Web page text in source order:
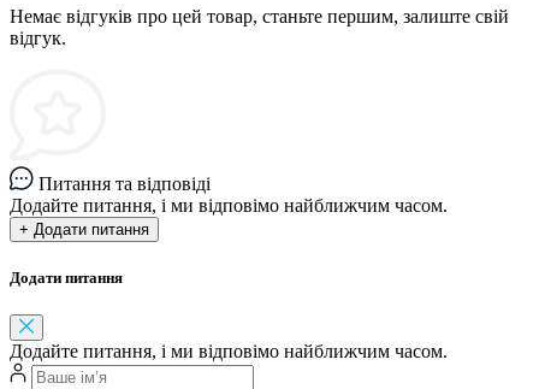
Немає відгуків про цей товар, станьте першим, залиште свій
відгук.
Питання та відповіді
Додайте питання, і ми відповімо найближчим часом.
+ Додати питання
Додати питання
Додайте питання, і ми відповімо найближчим часом.